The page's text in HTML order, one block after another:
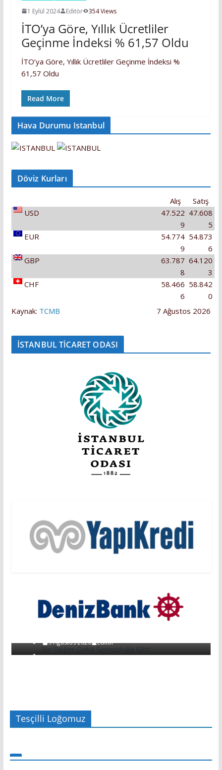
1 Eylül 2024 Editör 354 Views
İTO’ya Göre, Yıllık Ücretliler
Geçinme İndeksi % 61,57 Oldu
İTO’ya Göre, Yıllık Ücretliler Geçinme İndeksi %
61,57 Oldu
Read More
Hava Durumu Istanbul
Döviz Kurları
Satış
Alış
USD
47.608
5
47.522
9
EUR
54.873
6
54.774
9
GBP
64.120
3
63.787
8
CHF
58.842
0
58.466
6
Kaynak: TCMB 7 Ağustos 2026
İSTANBUL TİCARET ODASI
EDITÖRDEN EDİTÖRDEN
9 Ağustos 2026 Editör
Tesçilli Loğomuz